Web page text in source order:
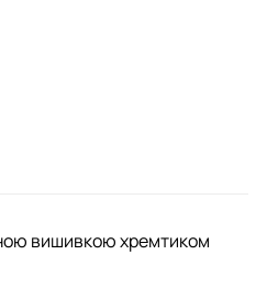
вишивкою хремтиком